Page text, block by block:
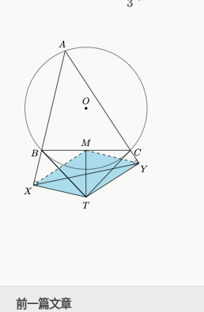
前一篇文章